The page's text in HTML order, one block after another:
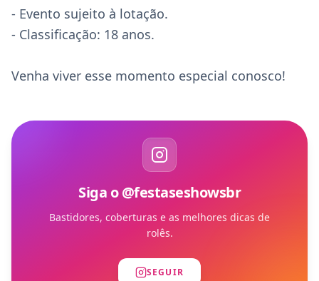
- Evento sujeito à lotação.
- Classificação: 18 anos.
Venha viver esse momento especial conosco!
Siga o @festaseshowsbr
Bastidores, coberturas e as melhores dicas de
rolês.
SEGUIR